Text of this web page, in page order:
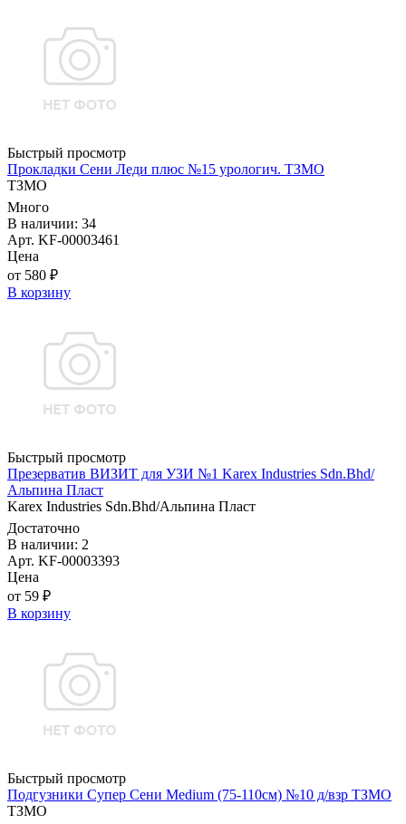
Быстрый просмотр
Прокладки Сени Леди плюс №15 урологич. ТЗМО
ТЗМО
Много
В наличии: 34
Арт. KF-00003461
Цена
от 580 ₽
В корзину
Быстрый просмотр
Презерватив ВИЗИТ для УЗИ №1 Karex Industries Sdn.Bhd/
Альпина Пласт
Karex Industries Sdn.Bhd/Альпина Пласт
Достаточно
В наличии: 2
Арт. KF-00003393
Цена
от 59 ₽
В корзину
Быстрый просмотр
Подгузники Супер Сени Medium (75-110см) №10 д/взр ТЗМО
ТЗМО